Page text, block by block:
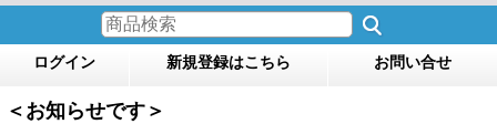
ログイン 新規登録はこちら お問い合せ
＜お知らせです＞